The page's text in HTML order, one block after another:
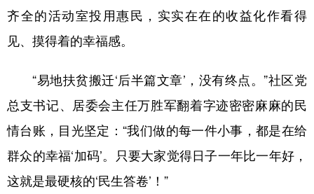
齐全的活动室投用惠民，实实在在的收益化作看得
见、摸得着的幸福感。
“易地扶贫搬迁‘后半篇文章’，没有终点。”社区党
总支书记、居委会主任万胜军翻着字迹密密麻麻的民
情台账，目光坚定：“我们做的每一件小事，都是在给
群众的幸福‘加码’。只要大家觉得日子一年比一年好，
这就是最硬核的‘民生答卷’！”